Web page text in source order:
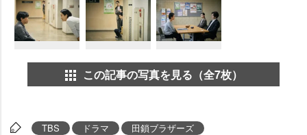
この記事の写真を見る（全7枚）
TBS ドラマ 田鎖ブラザーズ